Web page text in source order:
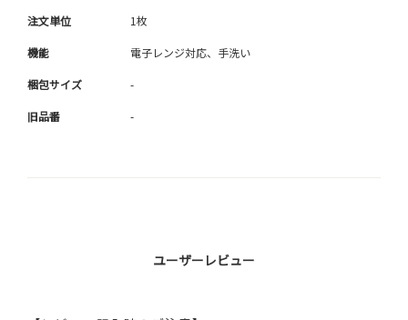
注文単位 1枚
機能 電子レンジ対応、手洗い
梱包サイズ -
旧品番 -
ユーザーレビュー